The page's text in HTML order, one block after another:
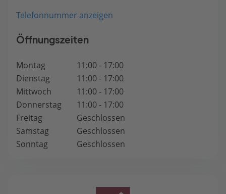
Telefonnummer anzeigen
Öffnungszeiten
Montag
11:00 - 17:00
Dienstag
11:00 - 17:00
Mittwoch
11:00 - 17:00
Donnerstag
11:00 - 17:00
Freitag
Geschlossen
Samstag
Geschlossen
Sonntag
Geschlossen